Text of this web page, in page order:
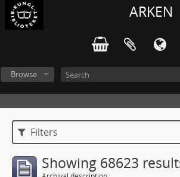
ARKEN
Browse
Filters
Showing 68623